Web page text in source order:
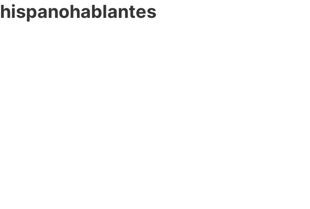
hispanohablantes